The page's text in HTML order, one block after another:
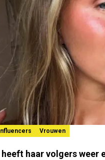
Influencers Vrouwen
heeft haar volgers weer